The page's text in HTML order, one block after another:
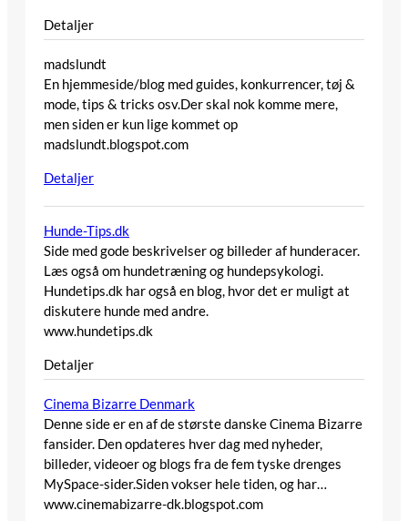
Detaljer
madslundt
En hjemmeside/blog med guides, konkurrencer, tøj &
mode, tips & tricks osv.Der skal nok komme mere,
men siden er kun lige kommet op
madslundt.blogspot.com
Detaljer
Hunde-Tips.dk
Side med gode beskrivelser og billeder af hunderacer.
Læs også om hundetræning og hundepsykologi.
Hundetips.dk har også en blog, hvor det er muligt at
diskutere hunde med andre.
www.hundetips.dk
Detaljer
Cinema Bizarre Denmark
Denne side er en af de største danske Cinema Bizarre
fansider. Den opdateres hver dag med nyheder,
billeder, videoer og blogs fra de fem tyske drenges
MySpace-sider.Siden vokser hele tiden, og har…
www.cinemabizarre-dk.blogspot.com